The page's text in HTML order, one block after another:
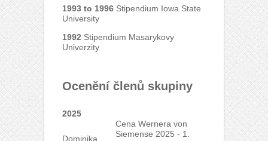
1993 to 1996 Stipendium Iowa State
University
1992 Stipendium Masarykovy
Univerzity
Ocenění členů skupiny
2025
Dominika
Cena Wernera von
Siemense 2025 - 1.